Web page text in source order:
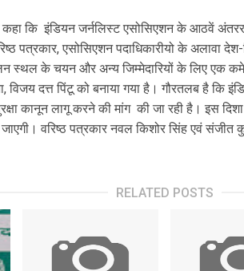
कि इंडियन जर्नलिस्ट एसोसिएशन के आठवें
पत्रकार, एसोसिएशन पदाधिकारीयो के अलावा
स्थल के चयन और अन्य जिम्मेदारियों के लिए एक
विजय दत्त पिंटू को बनाया गया है। गौरतलब है कि
कानून लागू करने की मांग की जा रही है। इस
जाएगी। वरिष्ठ पत्रकार नवल किशोर सिंह एवं
RELATED POSTS